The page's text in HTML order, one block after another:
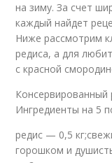
на зиму. За счет
каждый найдет
Ниже рассмотрим
редиса, а для
с красной
Консервированный
Ингредиенты на 5
редис — 0,5
горошком и